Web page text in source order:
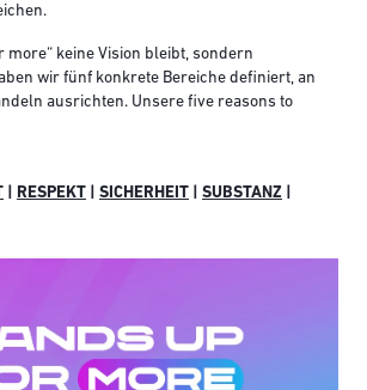
more“ keine Vision bleibt, sondern
wir fünf konkrete Bereiche definiert, an
ausrichten. Unsere five reasons to
RESPEKT SICHERHEIT SUBSTANZ